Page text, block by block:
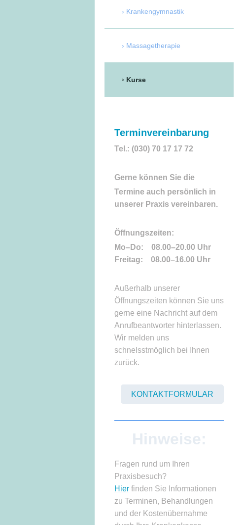
Krankengymnastik
Massagetherapie
Kurse
Terminvereinbarung
Tel.: (030) 70 17 17 72
Gerne können Sie die
Termine auch persönlich in
unserer Praxis vereinbaren.
Öffnungszeiten:
Mo–Do: 08.00–20.00 Uhr
Freitag: 08.00–16.00 Uhr
Außerhalb unserer
Öffnungszeiten können Sie uns
gerne eine Nachricht auf dem
Anrufbeantworter hinterlassen.
Wir melden uns
schnelsstmöglich bei Ihnen
zurück.
KONTAKTFORMULAR
Hinweise:
Fragen rund um Ihren
Praxisbesuch?
Hier finden Sie Informationen
zu Terminen, Behandlungen
und der Kostenübernahme